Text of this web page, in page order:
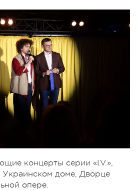
концерты серии «I.V.»,
Украинском доме, Дворце
опере.